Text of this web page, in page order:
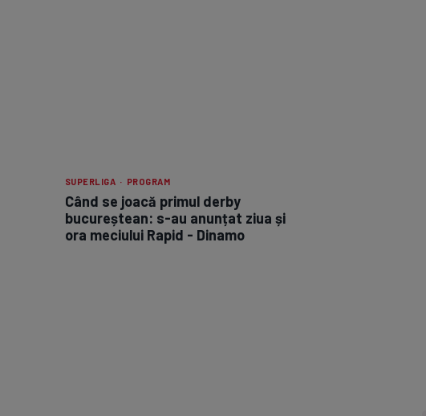
SUPERLIGA · PROGRAM
Când se joacă primul derby
bucureștean: s-au anunțat ziua și
ora meciului Rapid - Dinamo